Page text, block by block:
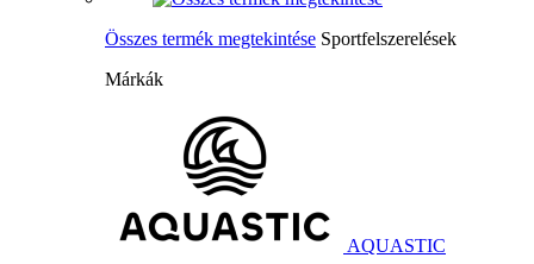
Összes termék megtekintése Sportfelszerelések
Márkák
AQUASTIC